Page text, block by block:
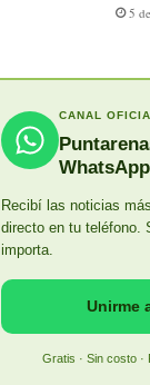
5
CANAL
WhatsApp
Recibí las noticias
directo en tu teléfono.
importa.
Unirme
Gratis · Sin costo